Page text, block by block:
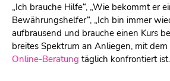
„Ich brauche Hilfe“, „Wie bekommt er
Bewährungshelfer“, „Ich bin immer
aufbrausend und brauche einen Kurs
breites Spektrum an Anliegen, mit dem
Online-Beratung täglich konfrontiert ist.